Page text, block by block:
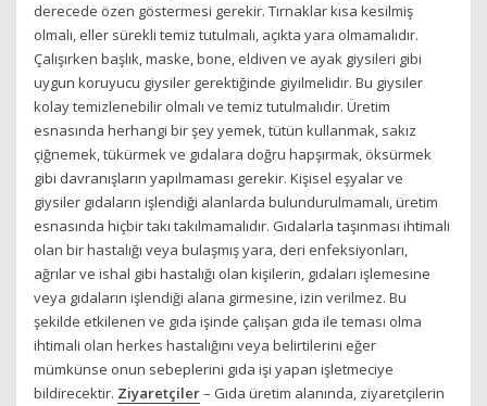
derecede özen göstermesi gerekir. Tırnaklar kısa kesilmiş
olmalı, eller sürekli temiz tutulmalı, açıkta yara olmamalıdır.
Çalışırken başlık, maske, bone, eldiven ve ayak giysileri gibi
uygun koruyucu giysiler gerektiğinde giyilmelidir. Bu giysiler
kolay temizlenebilir olmalı ve temiz tutulmalıdır. Üretim
esnasında herhangi bir şey yemek, tütün kullanmak, sakız
çiğnemek, tükürmek ve gıdalara doğru hapşırmak, öksürmek
gibi davranışların yapılmaması gerekir. Kişisel eşyalar ve
giysiler gıdaların işlendiği alanlarda bulundurulmamalı, üretim
esnasında hiçbir takı takılmamalıdır. Gıdalarla taşınması ihtimali
olan bir hastalığı veya bulaşmış yara, deri enfeksiyonları,
ağrılar ve ishal gibi hastalığı olan kişilerin, gıdaları işlemesine
veya gıdaların işlendiği alana girmesine, izin verilmez. Bu
şekilde etkilenen ve gıda işinde çalışan gıda ile teması olma
ihtimali olan herkes hastalığını veya belirtilerini eğer
mümkünse onun sebeplerini gıda işi yapan işletmeciye
bildirecektir. Ziyaretçiler– Gıda üretim alanında, ziyaretçilerin